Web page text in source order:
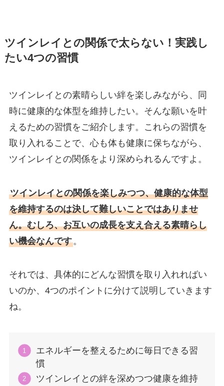
ツインレイとの関係で太らない！実践し
たい4つの習慣
ツインレイとの素晴らしい絆を楽しみながら、同
時に健康的な体型を維持したい。そんな願いを叶
えるための習慣をご紹介します。これらの習慣を
取り入れることで、心も体も健康に保ちながら、
ツインレイとの関係をより深められるんですよ。
ツインレイとの関係を楽しみつつ、健康的な体型
を維持するのは決して難しいことではありませ
ん。むしろ、お互いの成長を支え合える素晴らし
い機会なんです。
それでは、具体的にどんな習慣を取り入れればい
いのか、4つのポイントに分けて説明していきます
ね。
エネルギーを整えるために毎日できる習
慣
ツインレイとの絆を深めつつ健康を維持